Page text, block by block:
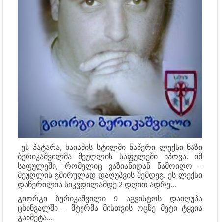
ეს პატარა, ხაიამის სტილში ნაწერი ლექსი ნაზი
ბერიკაშვილმა მეუღლის საფულეში იპოვა. იმ
საფულეში, რომელიც ვაზიანიდან წამოიღო –
მეუღლის გმირულად დაღუპვის შემდეგ. ეს ლექსი
დაწერილია სიკვდილამდე 2 დღით ადრე...
გიორგი ბერიკაშვილი 9 აგვისტოს დაიღუპა
ცხინვალში – მტერმა მისთვის ოცზე მეტი ტყვია
გაიმეტა...